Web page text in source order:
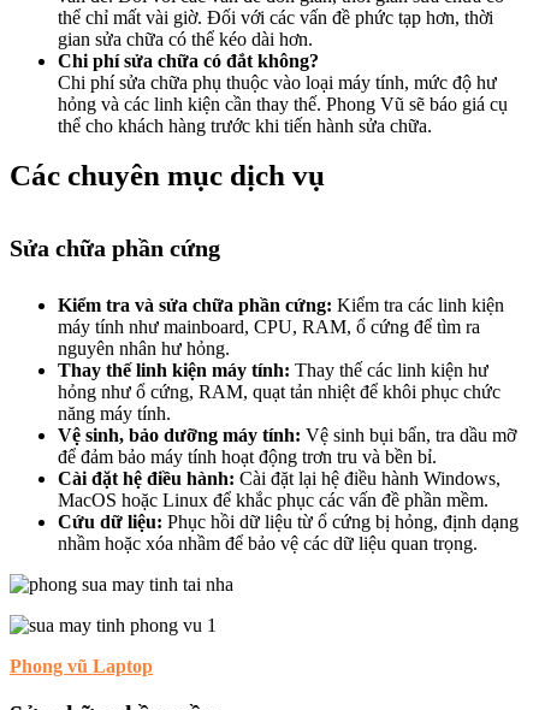
thể chỉ mất vài giờ. Đối với các vấn đề phức tạp hơn, thời
gian sửa chữa có thể kéo dài hơn.
Chi phí sửa chữa có đắt không?
Chi phí sửa chữa phụ thuộc vào loại máy tính, mức độ hư
hỏng và các linh kiện cần thay thế. Phong Vũ sẽ báo giá cụ
thể cho khách hàng trước khi tiến hành sửa chữa.
Các chuyên mục dịch vụ
Sửa chữa phần cứng
Kiểm tra và sửa chữa phần cứng: Kiểm tra các linh kiện
máy tính như mainboard, CPU, RAM, ổ cứng để tìm ra
nguyên nhân hư hỏng.
Thay thế linh kiện máy tính: Thay thế các linh kiện hư
hỏng như ổ cứng, RAM, quạt tản nhiệt để khôi phục chức
năng máy tính.
Vệ sinh, bảo dưỡng máy tính: Vệ sinh bụi bẩn, tra dầu mỡ
để đảm bảo máy tính hoạt động trơn tru và bền bỉ.
Cài đặt hệ điều hành: Cài đặt lại hệ điều hành Windows,
MacOS hoặc Linux để khắc phục các vấn đề phần mềm.
Cứu dữ liệu: Phục hồi dữ liệu từ ổ cứng bị hỏng, định dạng
nhầm hoặc xóa nhầm để bảo vệ các dữ liệu quan trọng.
Phong vũ Laptop